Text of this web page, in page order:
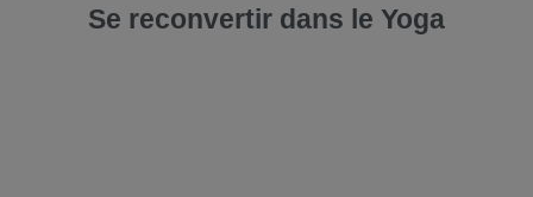
Se reconvertir dans le Yoga